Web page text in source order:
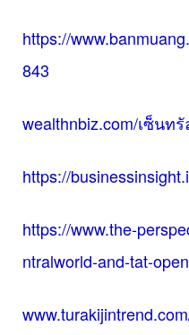
https://
843
wealthnbiz.com/เซ็นท
https://
https://www.the-
ntralworld-and-tat-